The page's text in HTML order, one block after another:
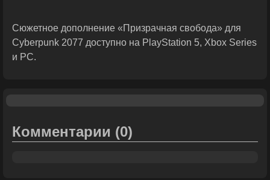
Сюжетное дополнение «Призрачная свобода» для
Cyberpunk 2077 доступно на PlayStation 5, Xbox Series
и PC.
Комментарии (0)